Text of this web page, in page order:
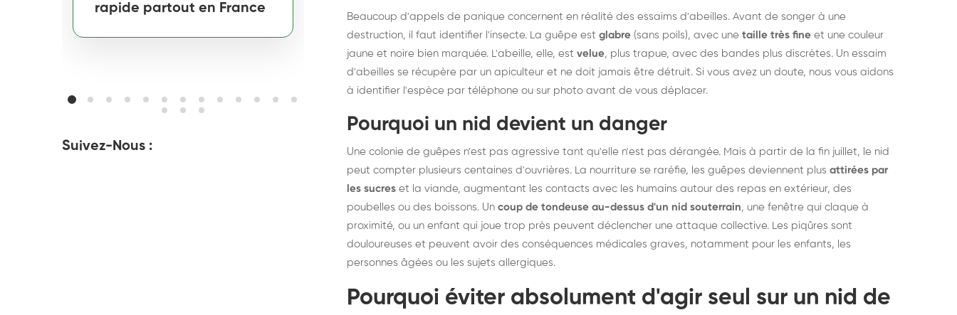
rapide partout en France
rapide partout en France
intervention partout en
France
Suivez-Nous :
Beaucoup d'appels de panique concernent en réalité des essaims d'abeilles. Avant de songer à une
destruction, il faut identifier l'insecte. La guêpe est glabre (sans poils), avec une taille très fine et une couleur
jaune et noire bien marquée. L'abeille, elle, est velue, plus trapue, avec des bandes plus discrètes. Un essaim
d'abeilles se récupère par un apiculteur et ne doit jamais être détruit. Si vous avez un doute, nous vous aidons
à identifier l'espèce par téléphone ou sur photo avant de vous déplacer.
Pourquoi un nid devient un danger
Une colonie de guêpes n'est pas agressive tant qu'elle n'est pas dérangée. Mais à partir de la fin juillet, le nid
peut compter plusieurs centaines d'ouvrières. La nourriture se raréfie, les guêpes deviennent plus attirées par
les sucres et la viande, augmentant les contacts avec les humains autour des repas en extérieur, des
poubelles ou des boissons. Un coup de tondeuse au-dessus d'un nid souterrain, une fenêtre qui claque à
proximité, ou un enfant qui joue trop près peuvent déclencher une attaque collective. Les piqûres sont
douloureuses et peuvent avoir des conséquences médicales graves, notamment pour les enfants, les
personnes âgées ou les sujets allergiques.
Pourquoi éviter absolument d'agir seul sur un nid de